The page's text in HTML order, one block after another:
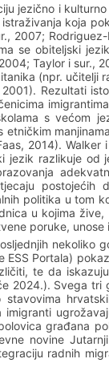
jezično i
koja
2007;
se obiteljski
Taylor i sur.,
(npr. učitelji
Rezultati
s većom
2014).
jezik razlikuje
postojećih
politika u tom
u kojima
poruke, unose
nekoliko
ESS Portala)
te da
2024.). Svega tri
građana
novine
radnih